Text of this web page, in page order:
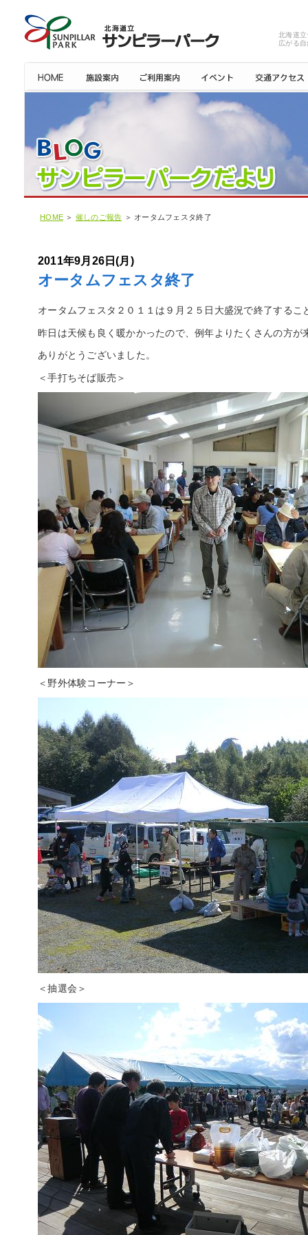
北海道
広がる
HOME ＞ 催しのご報告 ＞ オータムフェスタ終了
2011年9月26日(月)
オータムフェスタ終了
オータムフェスタ２０１１は９月２５日大盛況で終了するこ
昨日は天候も良く暖かかったので、例年よりたくさんの方が
ありがとうございました。
＜手打ちそば販売＞
＜野外体験コーナー＞
＜抽選会＞